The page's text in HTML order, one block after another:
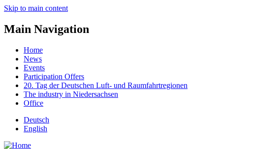
Skip to main content
Main Navigation
Home
News
Events
Participation Offers
20. Tag der Deutschen Luft- und Raumfahrtregionen
The industry in Niedersachsen
Office
Deutsch
English